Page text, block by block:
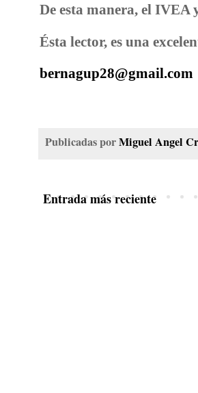
De esta manera, el IVEA
Ésta lector, es una
bernagup28@gmail.com
Publicadas porMiguel Angel
Entrada más reciente